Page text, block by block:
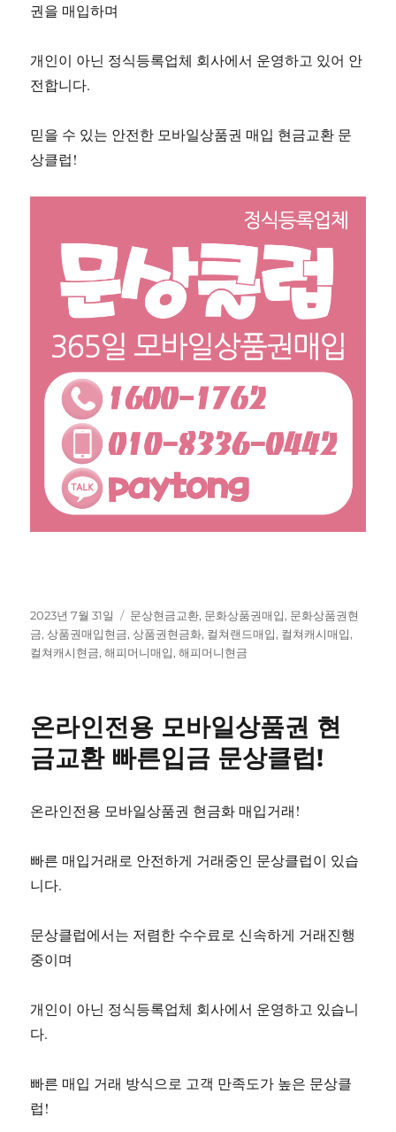
권을 매입하며
개인이 아닌 정식등록업체 회사에서 운영하고 있어 안
전합니다.
믿을 수 있는 안전한 모바일상품권 매입 현금교환 문
상클럽!
작
성
일
2023년 7월 31일
태
그
문상현금교환, 문화상품권매입, 문화상품권현
금,상품권매입현금,상품권현금화, 컬쳐랜드매입, 컬쳐캐시매입,
컬쳐캐시현금,해피머니매입,해피머니현금
온라인전용 모바일상품권 현
금교환 빠른입금 문상클럽!
온라인전용 모바일상품권 현금화 매입거래!
빠른 매입거래로 안전하게 거래중인 문상클럽이 있습
니다.
문상클럽에서는 저렴한 수수료로 신속하게 거래진행
중이며
개인이 아닌 정식등록업체 회사에서 운영하고 있습니
다.
빠른 매입 거래 방식으로 고객 만족도가 높은 문상클
럽!